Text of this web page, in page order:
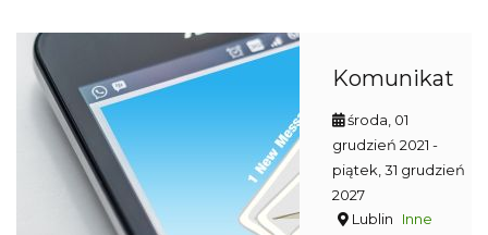
Komunikat
środa, 01
grudzień 2021 -
piątek, 31 grudzień
2027
Lublin
Inne